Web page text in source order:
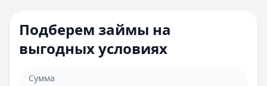
Подберем займы на
выгодных условиях
Сумма